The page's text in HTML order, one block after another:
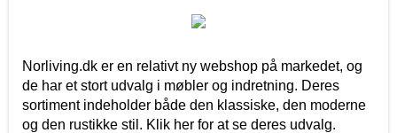
Norliving.dk er en relativt ny webshop på markedet, og
de har et stort udvalg i møbler og indretning. Deres
sortiment indeholder både den klassiske, den moderne
og den rustikke stil. Klik her for at se deres udvalg.